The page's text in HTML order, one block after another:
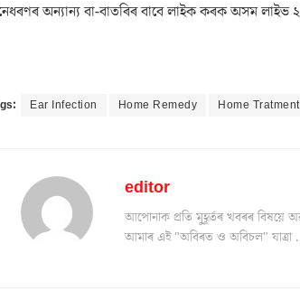
অন্যান্য বা-বাতৰিৰ বাবে লাইক কৰক অসম
Ear Infection Home Remedy Home Tratment
editor
আপোনাক প্ৰতি মুহূৰ্তৰ খবৰৰ বিষয়ে
আমাৰ এই "অবিৰত ও অবিচল" যাত্ৰা